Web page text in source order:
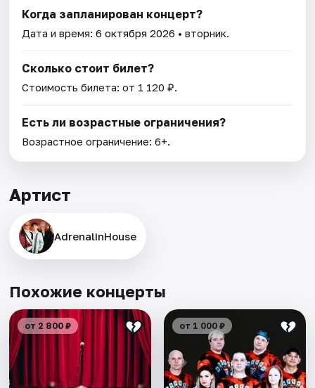
Когда запланирован концерт?
Дата и время:6 октября 2026 • вторник.
Сколько стоит билет?
Стоимость билета: от 1 120 ₽.
Есть ли возрастные ограничения?
Возрастное ограничение: 6+.
Артист
AdrenalinHouse
Похожие концерты
от 2 800 ₽ от 1 000 ₽